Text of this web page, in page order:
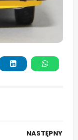
NASTĘPNY